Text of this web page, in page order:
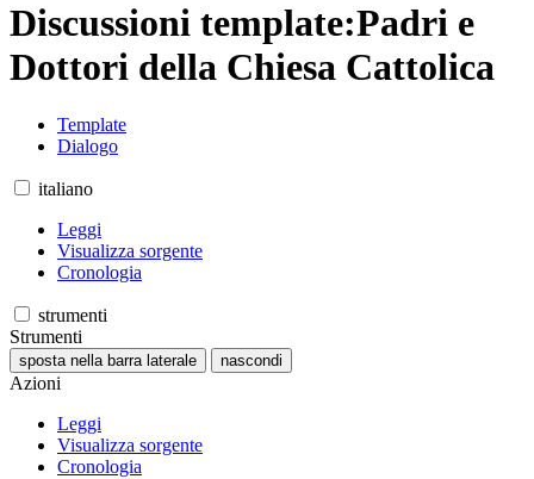
Discussioni template:Padri e
Dottori della Chiesa Cattolica
Template
Dialogo
italiano
Leggi
Visualizza sorgente
Cronologia
strumenti
Strumenti
sposta nella barra laterale nascondi
Azioni
Leggi
Visualizza sorgente
Cronologia